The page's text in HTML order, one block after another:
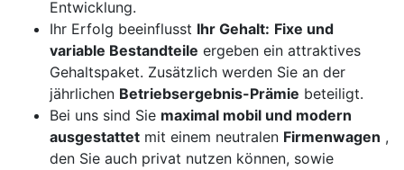
Entwicklung.
Ihr Erfolg beeinflusst Ihr Gehalt: Fixe und
variable Bestandteile ergeben ein attraktives
Gehaltspaket. Zusätzlich werden Sie an der
jährlichen Betriebsergebnis-Prämie beteiligt.
Bei uns sind Sie maximal mobil und modern
ausgestattet mit einem neutralen Firmenwagen ,
den Sie auch privat nutzen können, sowie